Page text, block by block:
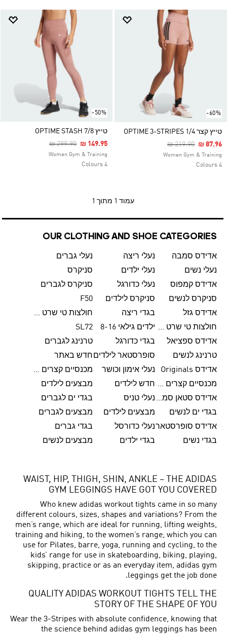
-60%
טייץ קצר OPTIME 3-STRIPES 1/4
Price Reduced
₪ 219.90To₪ 87.96
Women Gym & Training
4 Colours
-50%
טייץ OPTIME STASH 7/8
Price Reduced From
₪ 299.90To₪ 149.95
Women Gym & Training
4 Colours
עמוד 1 מתוך 1
OUR CLOTHING AND SHOE CATEGORIES
אדידס סמבה נעלי ריצה
נעלי גברים
נעלי נשים
נעלי ילדים
סניקרס
אדידס קמפוס
נעלי כדורגל
סניקרס לגברים
סניקרס לנשים
סניקרס לילדים
F50
אדידס גזל
בגדי ריצה
חולצות טי שרט לגברים
חולצות טי שרט לנשים ילדים גילאי 8-16
SL72
אדידס ספציאל
בגדי כדורגל
טרנינג לגברים
טרנינג לנשים
סופרסטאר לילדים חדש באתר
אדידס Originals
נעלי אימון וכושר
מכנסיים קצרים לגברים
מכנסיים קצרים לנשים חדש לילדים
מבצעים לילדים
אדידס סטאן סמית' נעלי טניס
בגדי ים לגברים
בגדי ים לנשים
מבצעים לילדים
מבצעים לגברים
אדידס סופרסטארנעלי כדורסל
בגדי גברים
בגדי נשים
בגדי ילדים מבצעים לנשים
WAIST, HIP, THIGH, SHIN, ANKLE – THE ADIDAS
GYM LEGGINGS HAVE GOT YOU COVERED
Who knew adidas workout tights came in so many
different colours, sizes, shapes and variations? From the
men’s range, which are ideal for running, lifting weights,
training and hiking, to the women’s range, which you can
use for Pilates, barre, yoga, running and cycling, to the
kids’ range for use in skateboarding, biking, playing,
skipping, practice or as an everyday item, adidas gym
leggings get the job done.
QUALITY ADIDAS WORKOUT TIGHTS TELL THE
STORY OF THE SHAPE OF YOU
Wear the 3-Stripes with absolute confidence, knowing that
the science behind adidas gym leggings has been